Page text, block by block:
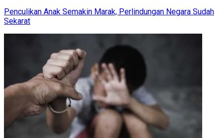
Penculikan Anak Semakin Marak, Perlindungan Negara Sudah
Sekarat